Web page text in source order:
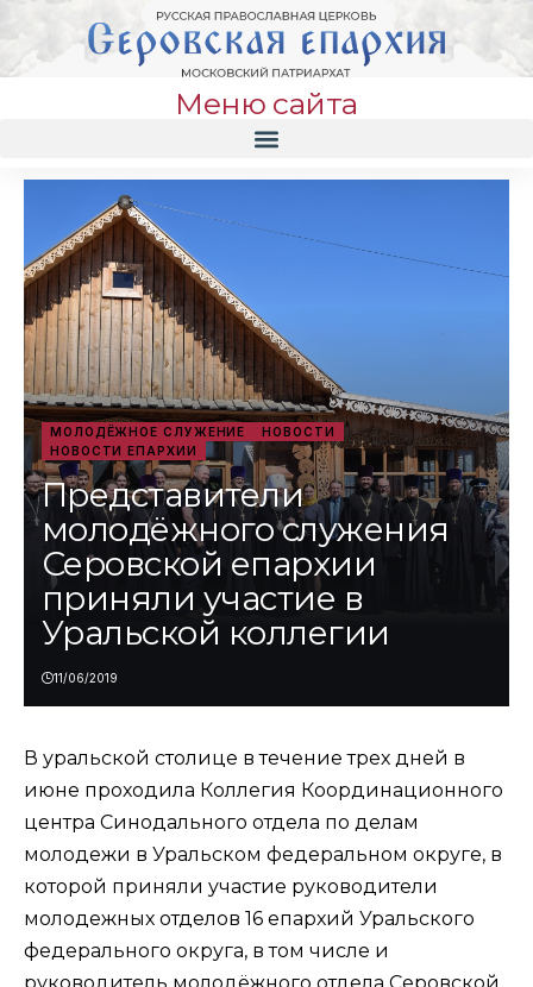
Меню сайта
МОЛОДЁЖНОЕ СЛУЖЕНИЕ
НОВОСТИ
НОВОСТИ ЕПАРХИИ
Представители
молодёжного служения
Серовской епархии
приняли участие в
Уральской коллегии
11/06/2019
В уральской столице в течение трех дней в
июне проходила Коллегия Координационного
центра Синодального отдела по делам
молодежи в Уральском федеральном округе, в
которой приняли участие руководители
молодежных отделов 16 епархий Уральского
федерального округа, в том числе и